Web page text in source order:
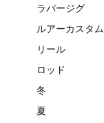
ラバージグ
ルアーカスタム
リール
ロッド
冬
夏